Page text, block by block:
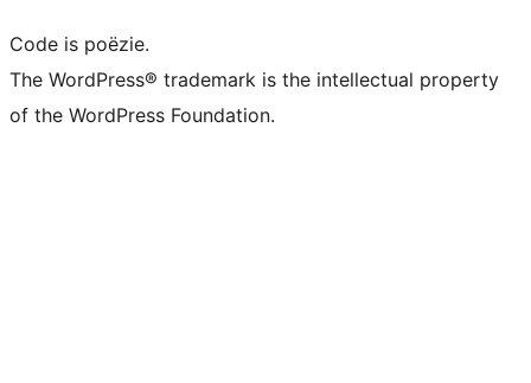
Code is poëzie.
The WordPress® trademark is the intellectual property
of the WordPress Foundation.